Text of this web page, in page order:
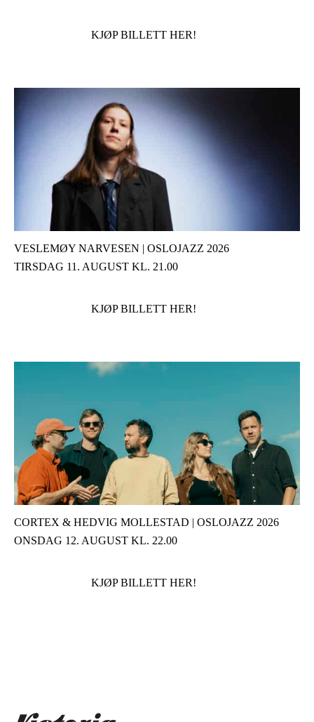
KJØP BILLETT HER!
VESLEMØY NARVESEN | OSLOJAZZ 2026
TIRSDAG 11. AUGUST KL. 21.00
KJØP BILLETT HER!
CORTEX & HEDVIG MOLLESTAD | OSLOJAZZ 2026
ONSDAG 12. AUGUST KL. 22.00
KJØP BILLETT HER!